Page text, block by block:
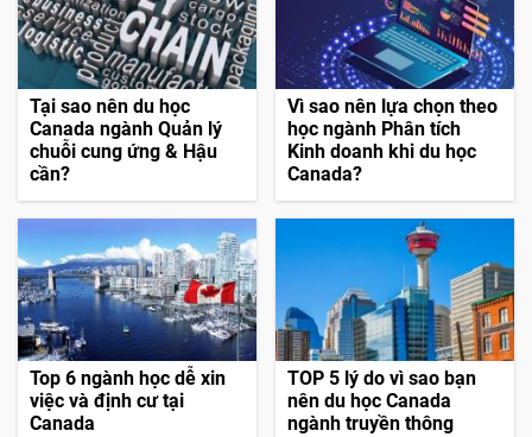
Tại sao nên du học
Canada ngành Quản lý
chuỗi cung ứng & Hậu
cần?
Vì sao nên lựa chọn theo
học ngành Phân tích
Kinh doanh khi du học
Canada?
Top 6 ngành học dễ xin
việc và định cư tại
Canada
TOP 5 lý do vì sao bạn
nên du học Canada
ngành truyền thông